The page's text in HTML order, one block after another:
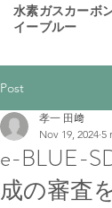
水素ガスカーボ
イーブルー
Post
e-BLUE-
成の審査
孝一 田﨑
Nov 19, 2024 5